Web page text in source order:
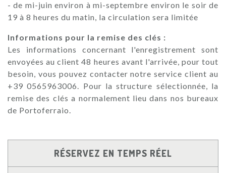
- de mi-juin environ à mi-septembre environ le soir de
19 à 8 heures du matin, la circulation sera limitée
Informations pour la remise des clés :
Les informations concernant l'enregistrement sont
envoyées au client 48 heures avant l'arrivée, pour tout
besoin, vous pouvez contacter notre service client au
+39 0565963006. Pour la structure sélectionnée, la
remise des clés a normalement lieu dans nos bureaux
de Portoferraio.
RÉSERVEZ EN TEMPS RÉEL